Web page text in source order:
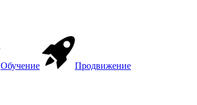
Обучение Продвижение